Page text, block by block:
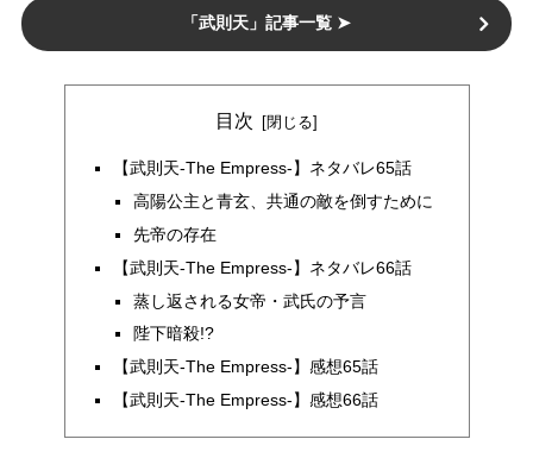
「武則天」記事一覧 ➤
目次
【武則天-The Empress-】ネタバレ65話
高陽公主と青玄、共通の敵を倒すために
先帝の存在
【武則天-The Empress-】ネタバレ66話
蒸し返される女帝・武氏の予言
陛下暗殺!?
【武則天-The Empress-】感想65話
【武則天-The Empress-】感想66話